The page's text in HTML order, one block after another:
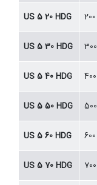
US 5 20 HDG 200
US 5 30 HDG 300
US 5 40 HDG 400
US 5 50 HDG 500
US 5 60 HDG 600
US 5 70 HDG 700